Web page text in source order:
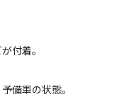
付着。
備軍の状態。